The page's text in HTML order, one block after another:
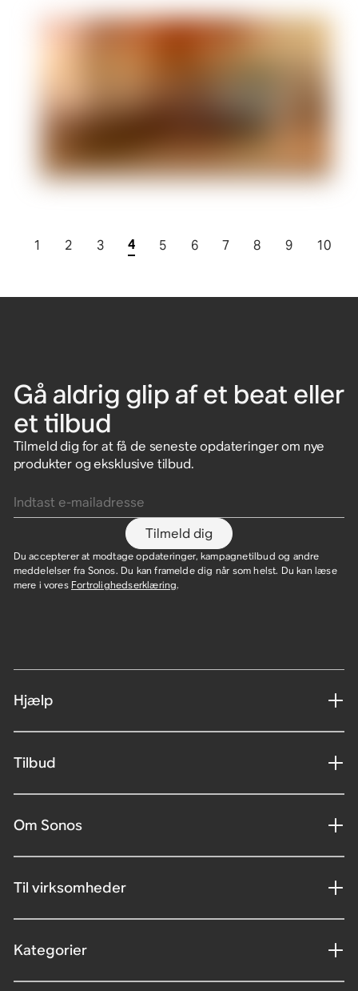
1 2 3 4 5 6 7 8 9 10
Gå aldrig glip af et beat eller
et tilbud
Tilmeld dig for at få de seneste opdateringer om nye
produkter og eksklusive tilbud.
Tilmeld dig
Du accepterer at modtage opdateringer, kampagnetilbud og andre
meddelelser fra Sonos. Du kan framelde dig når som helst. Du kan læse
mere i vores Fortrolighedserklæring.
Hjælp
Tilbud
Om Sonos
Til virksomheder
Kategorier